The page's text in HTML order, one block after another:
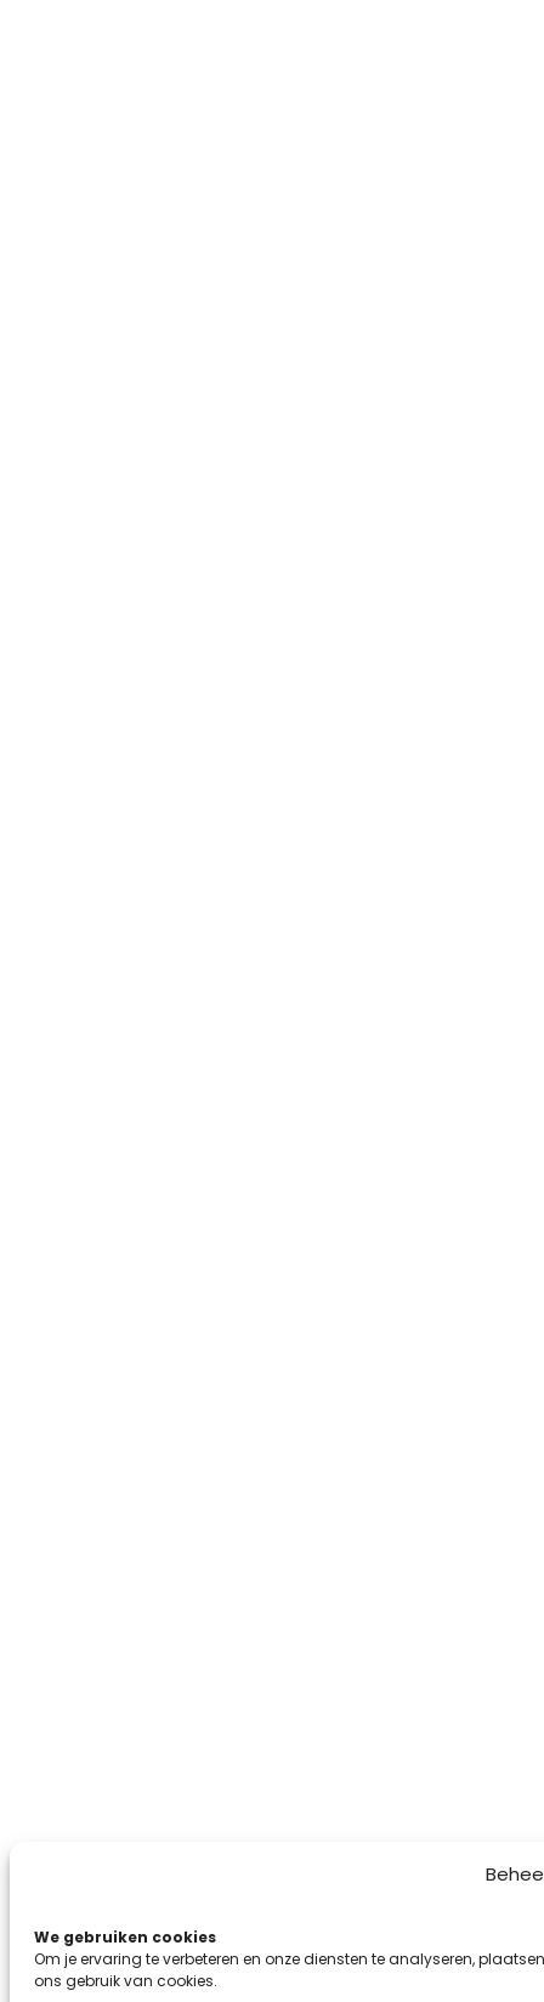
We gebruiken cookies
Om je ervaring te verbeteren en onze diensten te analyseren,
ons gebruik van cookies.